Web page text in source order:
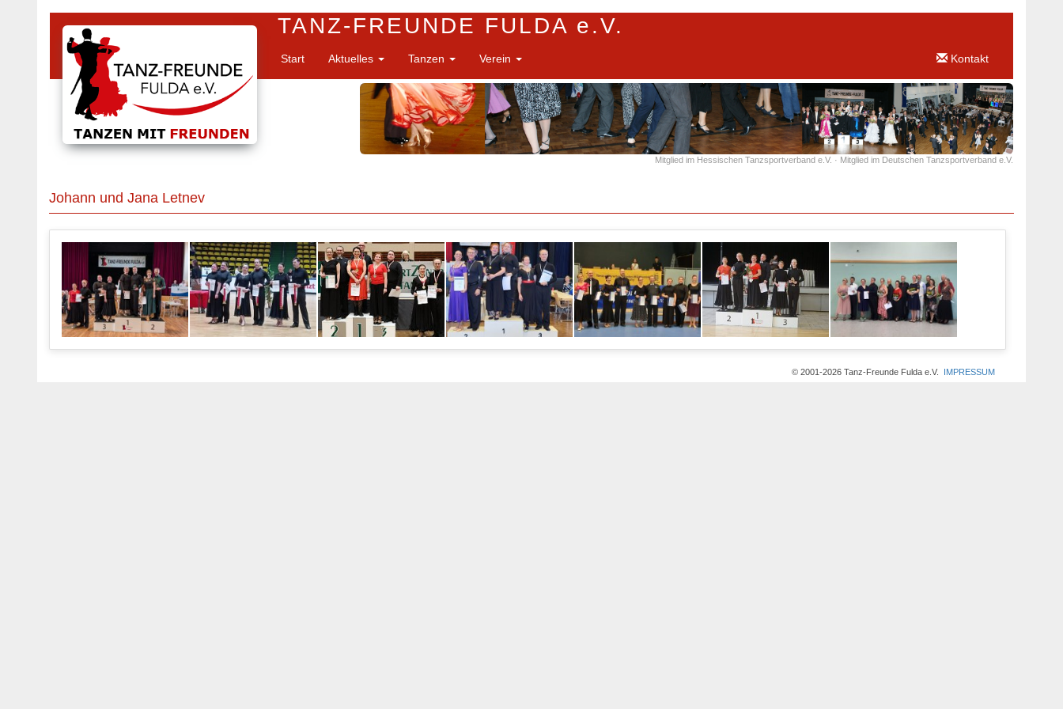
TANZ-FREUNDE FULDA e.V.
Start Aktuelles Tanzen Verein Kontakt
Mitglied im Hessischen Tanzsportverband e.V. · Mitglied im Deutschen Tanzsportverband e.V.
Johann und Jana Letnev
© 2001-2026 Tanz-Freunde Fulda e.V. IMPRESSUM